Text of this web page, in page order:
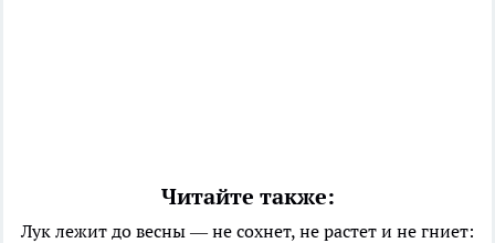
Читайте также:
Лук лежит до весны — не сохнет, не растет и не гниет: